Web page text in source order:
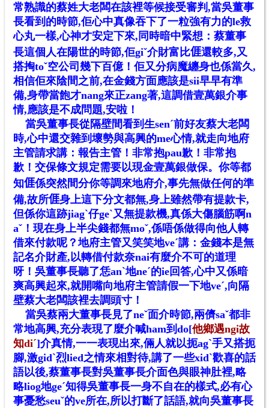
常熟識的蔡姓大老闆在該裡等候接受審判,當吳董事
長看到的時節,佢心中真像吞下了一粒強有力的le救
心丸一樣,心神才安定下來,同時暗中緊想：蔡董事
長這個人在陽世的時節,佢giˇ介財富比𠊎還較多,又
搭掏toˇ空公司幾下百億！佢又分病魔纏身也係當久,
相信佢來陰間之前,在金錢方面應該是sii早早有準
備,身帶當飽才nang來正zang著,這調借壹萬銀介事
情,應該是不成問題,安啦！
當吳董事長從隔壁間看到生senˊ前好友蔡大老闆
時,心中還交雜到壞勢與高興的me心情,就走向地府
主管請求講：報告主管！非常抱pau歉！非常抱
歉！交保條文規定需要以現金壹萬銀做保。你等都
知𠊎係突然間分你等調來地府介,事先無做任何的準
備,故所𠊎身上這下分文都無,身上雖然帶有提款卡,
但係你這跡jiagˋ仔geˋ又無提款機,真係大傷腦筋啊n
aˇ！現在身上半尖錢都無moˇ,係唔係做得向他人轉
借來付款呢？地府主管又笑笑地veˊ講：金錢本是無
記名介財產,以轉借付款奈nai有麼介不可的道理
呀！吳董事長聽了恁anˋ地neˊ的ie回答,心中又係暗
爽高興起來,就開嘴向地府主管請假一下地veˊ,向隔
壁蔡大老闆該裡去調頭寸！
當吳蔡兩大董事長見了neˇ面介時節,兩儕saˇ都非
常地高興,充分表現了麼介喊ham到do[他鄉遇ngi故
知diˊ]介真情,一一表現出來,倆人就以扼agˋ手又搭扼
腳,激gidˋ烈lied之情來相對待,講了一些xidˋ歡喜的話
語以後,蔡董事長對吳董事長介面色與眼神肚裡,略
略liog地geˊ知得吳董事長一身不自在的樣式,必有心
事憂愁seuˇ的ve所在,所以打斷了話語,就向吳董事長